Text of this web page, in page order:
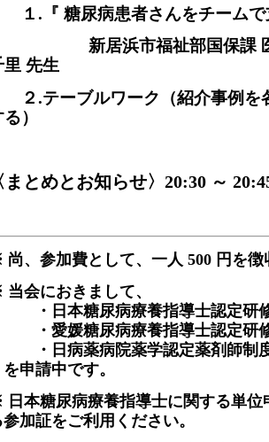
.『 糖尿病患者さんをチームで
居浜市福祉部国保課 医療
里 先生
.テーブルワーク（紹介事例を
）
まとめとお知らせ〉20:30 ～
、参加費として、一人 500 円を
会におきまして、
日本糖尿病療養指導士認定研修
愛媛糖尿病療養指導士認定研
日病薬病院薬学認定薬剤師制
申請中です。
本糖尿病療養指導士に関する単位
参加証をご利用ください。